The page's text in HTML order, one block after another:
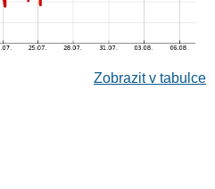
Zobrazit v tabulce